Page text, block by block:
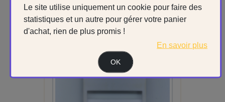
Le site utilise uniquement un cookie pour faire des
statistiques et un autre pour gérer votre panier
d'achat, rien de plus promis !
En savoir plus
OK